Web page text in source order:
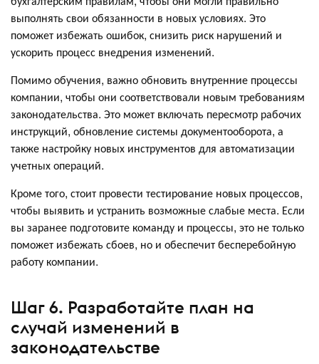
выполнять свои обязанности в новых условиях. Это
поможет избежать ошибок, снизить риск нарушений и
ускорить процесс внедрения изменений.
Помимо обучения, важно обновить внутренние процессы
компании, чтобы они соответствовали новым требованиям
законодательства. Это может включать пересмотр рабочих
инструкций, обновление системы документооборота, а
также настройку новых инструментов для автоматизации
учетных операций.
Кроме того, стоит провести тестирование новых процессов,
чтобы выявить и устранить возможные слабые места. Если
вы заранее подготовите команду и процессы, это не только
поможет избежать сбоев, но и обеспечит бесперебойную
работу компании.
Шаг 6. Разработайте план на
случай изменений в
законодательстве